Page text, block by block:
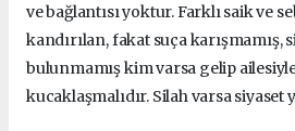
ve bağlantısı yoktur.Farklı saik ve
kandırılan, fakat suça karışmamış,
bulunmamış kim varsa gelip
kucaklaşmalıdır. Silah varsa siyaset